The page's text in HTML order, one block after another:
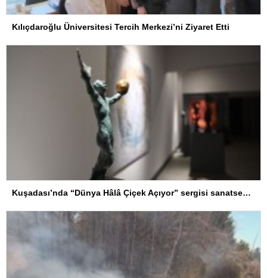
Kılıçdaroğlu Üniversitesi Tercih Merkezi’ni Ziyaret Etti
Kuşadası’nda “Dünya Hâlâ Çiçek Açıyor” sergisi sanatseverlerle buluşuyor